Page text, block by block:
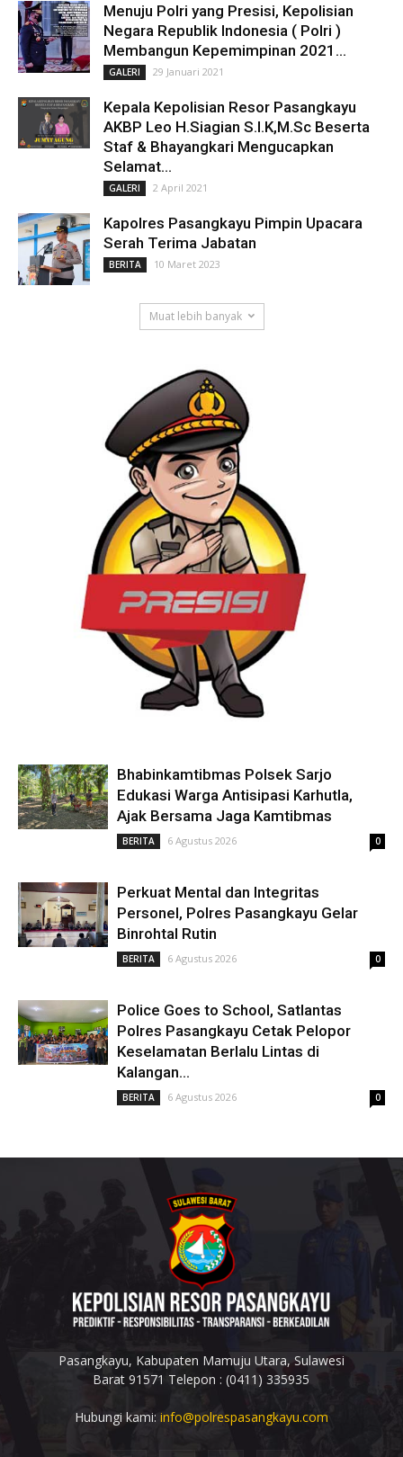
Menuju Polri yang Presisi, Kepolisian
Negara Republik Indonesia ( Polri )
Membangun Kepemimpinan 2021...
GALERI 29 Januari 2021
Kepala Kepolisian Resor Pasangkayu
AKBP Leo H.Siagian S.I.K,M.Sc Beserta
Staf & Bhayangkari Mengucapkan
Selamat...
GALERI 2 April 2021
Kapolres Pasangkayu Pimpin Upacara
Serah Terima Jabatan
BERITA 10 Maret 2023
Muat lebih banyak
Bhabinkamtibmas Polsek Sarjo
Edukasi Warga Antisipasi Karhutla,
Ajak Bersama Jaga Kamtibmas
BERITA 6 Agustus 2026 0
Perkuat Mental dan Integritas
Personel, Polres Pasangkayu Gelar
Binrohtal Rutin
BERITA 6 Agustus 2026 0
Police Goes to School, Satlantas
Polres Pasangkayu Cetak Pelopor
Keselamatan Berlalu Lintas di
Kalangan...
BERITA 6 Agustus 2026 0
Pasangkayu, Kabupaten Mamuju Utara, Sulawesi
Barat 91571 Telepon : (0411) 335935
Hubungi kami: info@polrespasangkayu.com